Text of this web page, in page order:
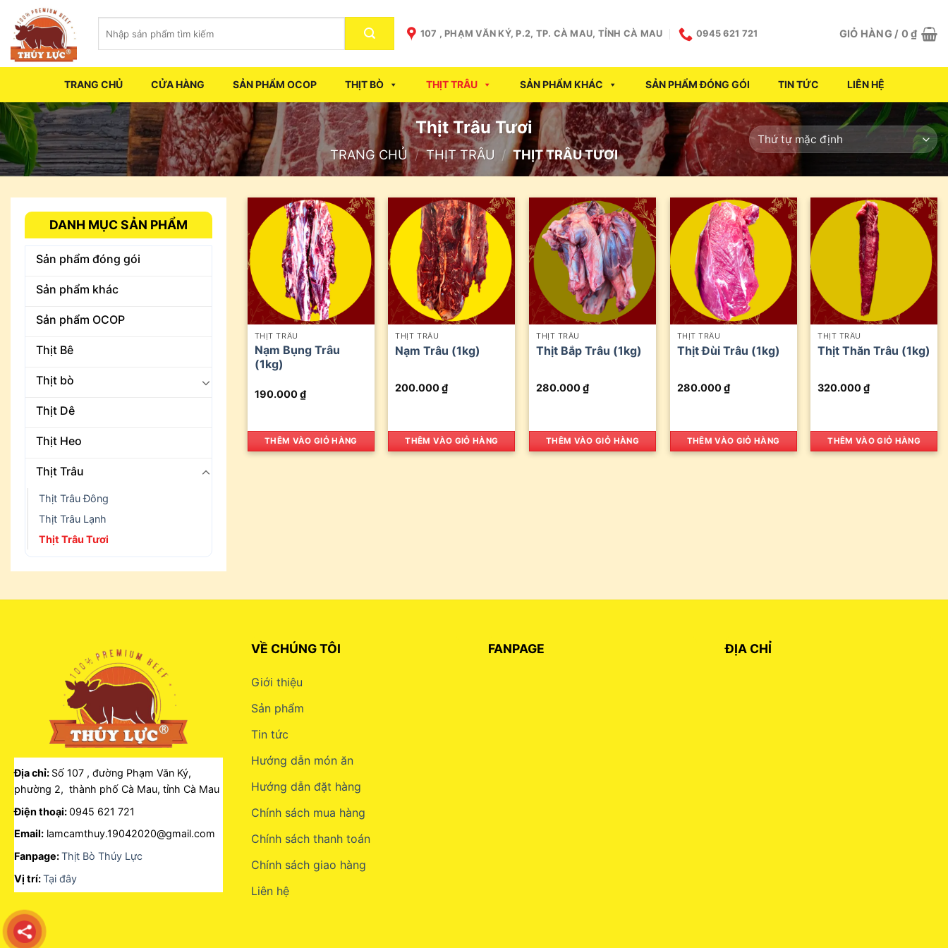
content
kiếm:
107 , PHẠM VĂN KÝ, P.2, TP. CÀ MAU, TỈNH CÀ MAU 0945 621 721 GIỎ HÀNG / 0₫
TRANG CHỦ CỬA HÀNG SẢN PHẨM OCOP THỊT BÒ THỊT TRÂU SẢN PHẨM KHÁC SẢN PHẨM ĐÓNG GÓI TIN TỨC LIÊN HỆ
Thịt Trâu Tươi
TRANG CHỦ / THỊT TRÂU / THỊT TRÂU TƯƠI
DANH MỤC SẢN PHẨM
Sản phẩm đóng gói
Sản phẩm khác
Sản phẩm OCOP
Thịt Bê
Thịt bò
Thịt Dê
Thịt Heo
Thịt Trâu
Thịt Trâu Đông
Thịt Trâu Lạnh
Thịt Trâu Tươi
THỊT TRÂU
Nạm Bụng Trâu
(1kg)
190.000₫
THÊM VÀO GIỎ HÀNG
THỊT TRÂU
Nạm Trâu (1kg)
200.000₫
THÊM VÀO GIỎ HÀNG
THỊT TRÂU
Thịt Bắp Trâu (1kg)
280.000₫
THÊM VÀO GIỎ HÀNG
THỊT TRÂU
Thịt Đùi Trâu (1kg)
280.000₫
THÊM VÀO GIỎ HÀNG
THỊT TRÂU
Thịt Thăn Trâu (1kg)
320.000₫
THÊM VÀO GIỎ HÀNG
Địa chỉ: Số 107 , đường Phạm Văn Ký,
phường 2, thành phố Cà Mau, tỉnh Cà Mau
Điện thoại:0945 621 721
Email: lamcamthuy.19042020@gmail.com
Fanpage:Thịt Bò Thúy Lực
Vị trí:Tại đây
VỀ CHÚNG TÔI
Giới thiệu
Sản phẩm
Tin tức
Hướng dẫn món ăn
Hướng dẫn đặt hàng
Chính sách mua hàng
Chính sách thanh toán
Chính sách giao hàng
Liên hệ
FANPAGE ĐỊA CHỈ